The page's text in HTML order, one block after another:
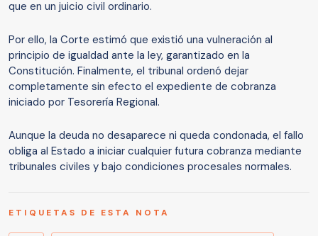
que en un juicio civil ordinario.
Por ello, la Corte estimó que existió una vulneración al
principio de igualdad ante la ley, garantizado en la
Constitución. Finalmente, el tribunal ordenó dejar
completamente sin efecto el expediente de cobranza
iniciado por Tesorería Regional.
Aunque la deuda no desaparece ni queda condonada, el fallo
obliga al Estado a iniciar cualquier futura cobranza mediante
tribunales civiles y bajo condiciones procesales normales.
ETIQUETAS DE ESTA NOTA